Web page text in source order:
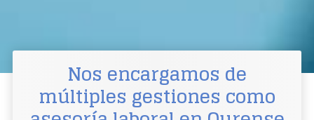
Nos encargamos de
múltiples gestiones como